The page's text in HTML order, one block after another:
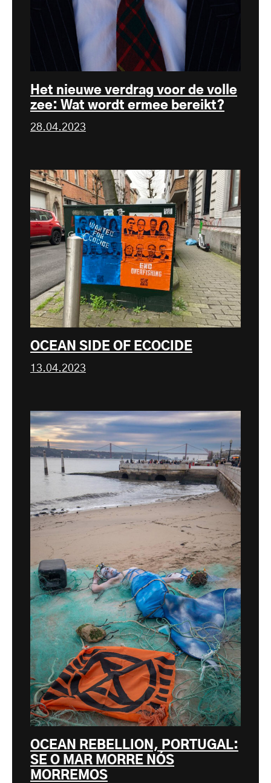
Het nieuwe verdrag voor de volle
zee: Wat wordt ermee bereikt?
28.04.2023
OCEAN SIDE OF ECOCIDE
13.04.2023
OCEAN REBELLION, PORTUGAL:
SE O MAR MORRE NÓS
MORREMOS